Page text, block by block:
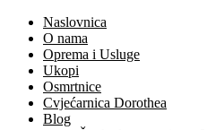
Naslovnica
O nama
Oprema i Usluge
Ukopi
Osmrtnice
Cvjećarnica Dorothea
Blog